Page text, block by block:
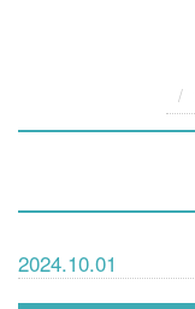
2024.10.01